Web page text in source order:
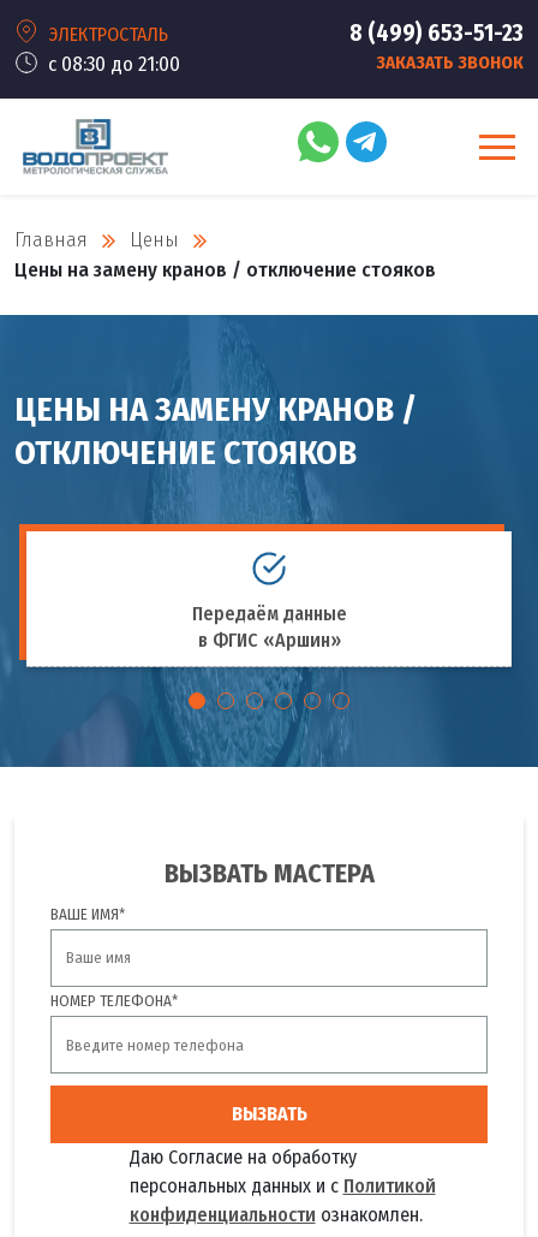
ЭЛЕКТРОСТАЛЬ
с 08:30 до 21:00
8 (499) 653-51-23
ЗАКАЗАТЬ ЗВОНОК
Главная
Цены
Цены на замену кранов / отключение стояков
ЦЕНЫ НА ЗАМЕНУ КРАНОВ /
ОТКЛЮЧЕНИЕ СТОЯКОВ
Передаём данные
в ФГИС «Аршин»
ВЫЗВАТЬ МАСТЕРА
ВАШЕ ИМЯ*
НОМЕР ТЕЛЕФОНА*
ВЫЗВАТЬ
Даю Согласие на обработку
персональных данных и с Политикой
конфиденциальности ознакомлен.